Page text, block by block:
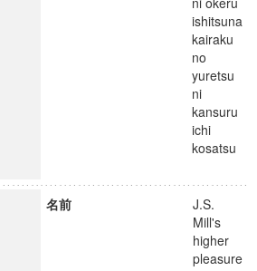
ishitsuna
kairaku
no
yuretsu
ni
kansuru
ichi
kosatsu
名前
J.S.
Mill's
higher
pleasure